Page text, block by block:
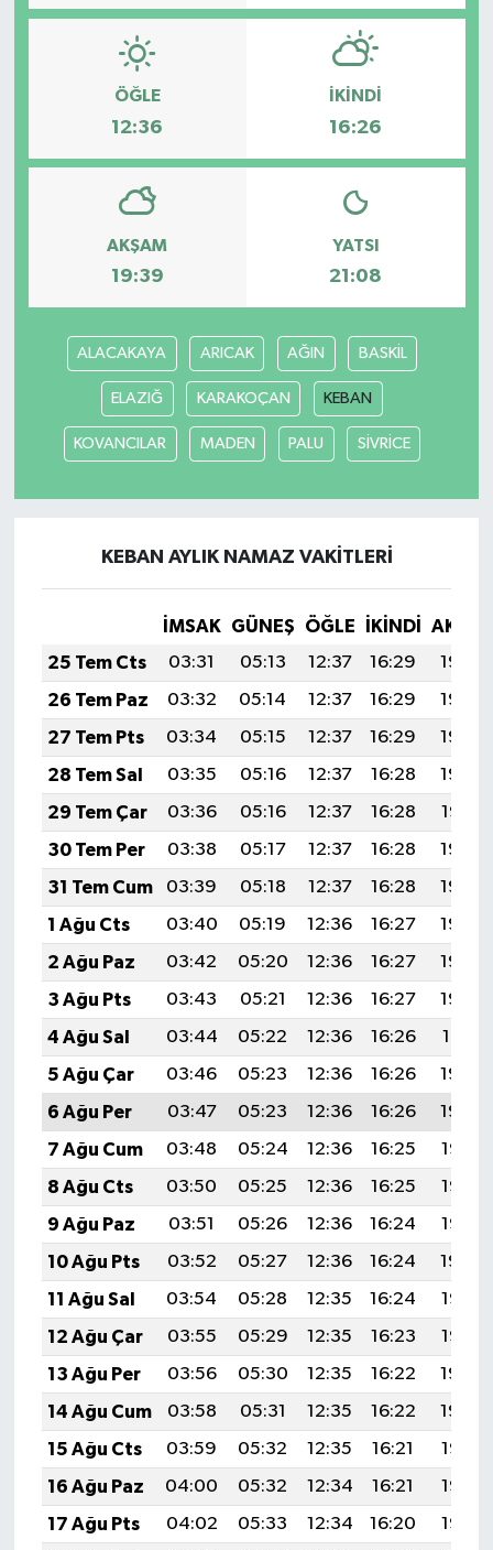
ÖĞLE
12:36
İKINDI
16:26
AKŞAM
19:39
YATSI
21:08
ALACAKAYA ARICAK AĞIN BASKİL
ELAZIĞ KARAKOÇAN KEBAN
KOVANCILAR MADEN PALU SİVRİCE
KEBAN AYLIK NAMAZ VAKITLERI
İMSAK GÜNEŞ ÖĞLE İKINDI
25 Tem Cts
03:31 05:13 12:37 16:29
19:50
26 Tem Paz
03:32 05:14 12:37 16:29
19:49
27 Tem Pts
03:34 05:15 12:37 16:29
19:49
28 Tem Sal
03:35 05:16 12:37 16:28
19:48
29 Tem Çar
03:36 05:16 12:37 16:28
19:47
30 Tem Per
03:38 05:17 12:37 16:28
19:46
31 Tem Cum
03:39 05:18 12:37 16:28
19:45
1 Ağu Cts
03:40 05:19 12:36 16:27
19:44
2 Ağu Paz
03:42 05:20 12:36 16:27
19:43
3 Ağu Pts
03:43 05:21 12:36 16:27
19:42
4 Ağu Sal
03:44 05:22 12:36 16:26
19:41
5 Ağu Çar
03:46 05:23 12:36 16:26
19:40
6 Ağu Per
03:47 05:23 12:36 16:26
19:39
7 Ağu Cum
03:48 05:24 12:36 16:25
19:38
8 Ağu Cts
03:50 05:25 12:36 16:25
19:36
9 Ağu Paz
03:51 05:26 12:36 16:24
19:35
10 Ağu Pts
03:52 05:27 12:36 16:24
19:34
11 Ağu Sal
03:54 05:28 12:35 16:24
19:33
12 Ağu Çar
03:55 05:29 12:35 16:23
19:32
13 Ağu Per
03:56 05:30 12:35 16:22
19:30
14 Ağu Cum
03:58 05:31 12:35 16:22
19:29
15 Ağu Cts
03:59 05:32 12:35 16:21
19:28
16 Ağu Paz
04:00 05:32 12:34 16:21
19:27
17 Ağu Pts
04:02 05:33 12:34 16:20
19:25